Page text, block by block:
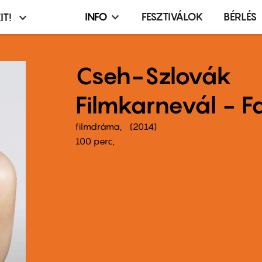
Infó,
terembérlés
menü
INFO FESZTIVÁLOK BÉRLÉS
Cseh-Szlovák
Filmkarnevál -
filmdráma
2014
100 perc,